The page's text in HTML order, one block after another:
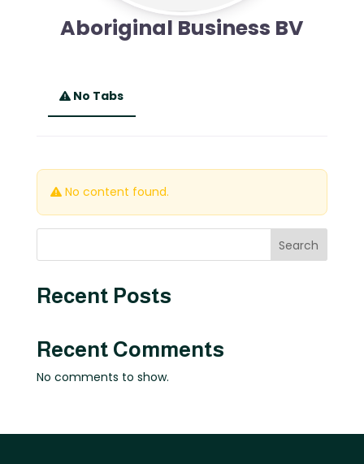
Aboriginal Business BV
No Tabs
No content found.
Search
Recent Posts
Recent Comments
No comments to show.